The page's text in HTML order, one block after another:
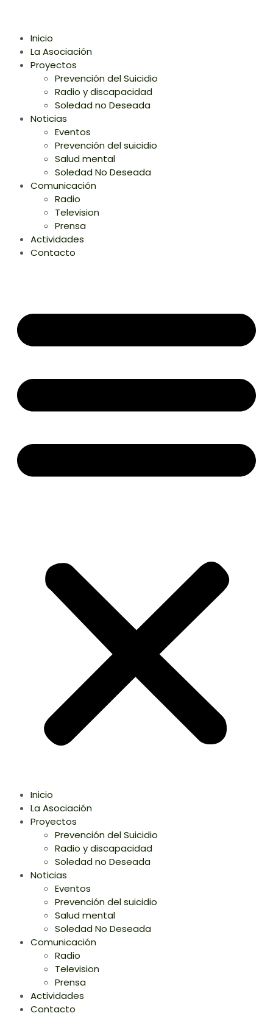
Inicio
La Asociación
Proyectos
Prevención del Suicidio
Radio y discapacidad
Soledad no Deseada
Noticias
Eventos
Prevención del suicidio
Salud mental
Soledad No Deseada
Comunicación
Radio
Television
Prensa
Actividades
Contacto
Inicio
La Asociación
Proyectos
Prevención del Suicidio
Radio y discapacidad
Soledad no Deseada
Noticias
Eventos
Prevención del suicidio
Salud mental
Soledad No Deseada
Comunicación
Radio
Television
Prensa
Actividades
Contacto